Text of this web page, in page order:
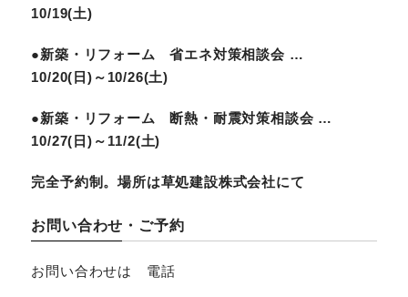
10/19(土)
●新築・リフォーム 省エネ対策相談会 …
10/20(日)～10/26(土)
●新築・リフォーム 断熱・耐震対策相談会 …
10/27(日)～11/2(土)
完全予約制。場所は草処建設株式会社にて
お問い合わせ・ご予約
お問い合わせは 電話